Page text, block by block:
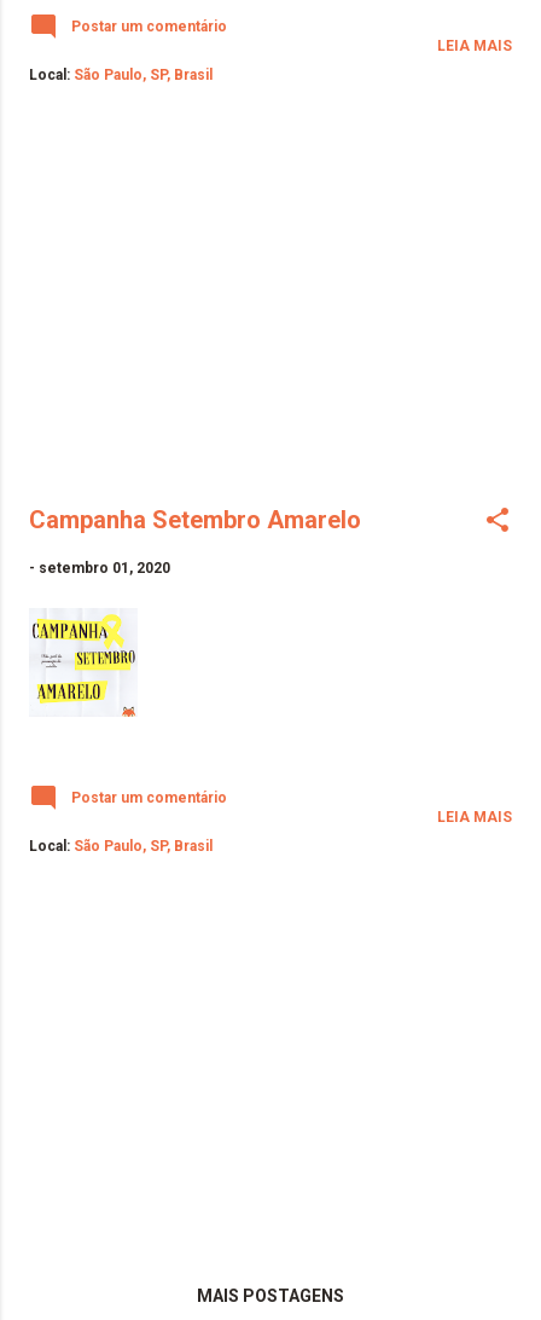
Postar um comentário
Local: São Paulo, SP, Brasil
LEIA MAIS
Campanha Setembro Amarelo
- setembro 01, 2020
Postar um comentário
Local: São Paulo, SP, Brasil
LEIA MAIS
MAIS POSTAGENS